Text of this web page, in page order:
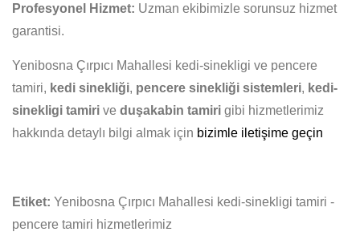
Profesyonel Hizmet: Uzman ekibimizle sorunsuz hizmet
garantisi.
Yenibosna Çırpıcı Mahallesi kedi-sinekligi ve pencere
tamiri, kedi sinekliği, pencere sinekliği sistemleri, kedi-
sinekligi tamiri ve duşakabin tamiri gibi hizmetlerimiz
hakkında detaylı bilgi almak için bizimle iletişime geçin
Etiket: Yenibosna Çırpıcı Mahallesi kedi-sinekligi tamiri -
pencere tamiri hizmetlerimiz